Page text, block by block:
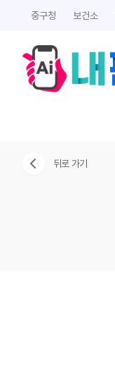
중구청 보건소
뒤로 가기